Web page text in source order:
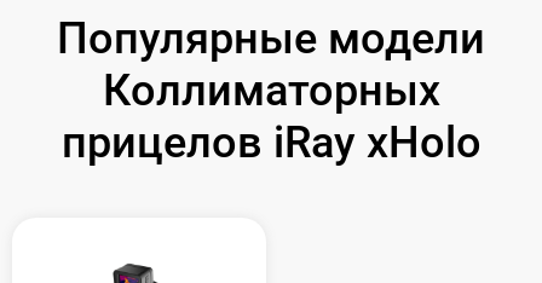
Популярные модели
Коллиматорных
прицелов iRay xHolo